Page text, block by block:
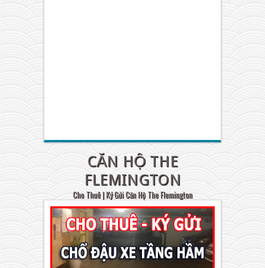
CĂN HỘ THE
FLEMINGTON
Cho Thuê | Ký Gửi Căn Hộ The Flemington